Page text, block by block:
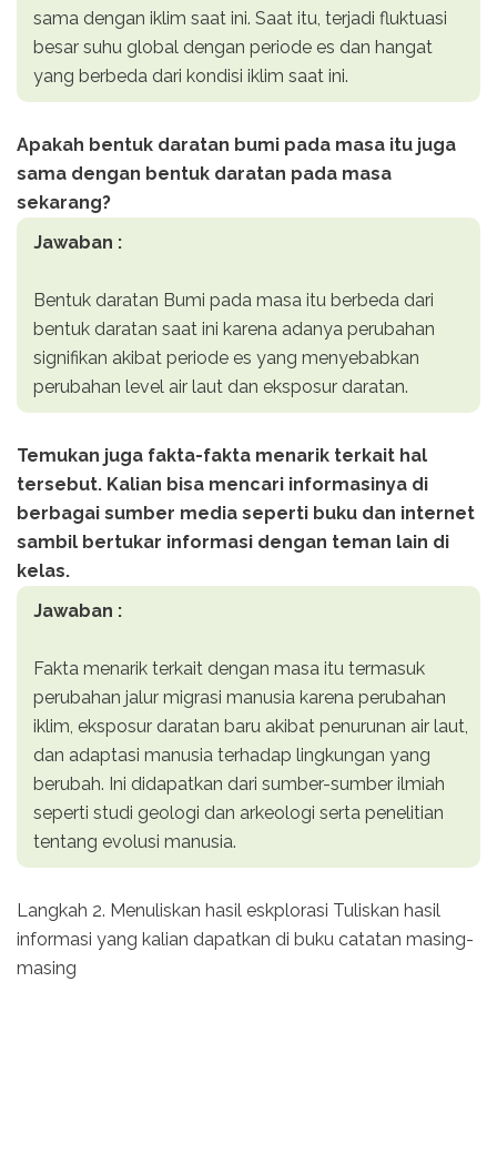
sama dengan iklim saat ini. Saat itu, terjadi fluktuasi
besar suhu global dengan periode es dan hangat
yang berbeda dari kondisi iklim saat ini.
Apakah bentuk daratan bumi pada masa itu juga
sama dengan bentuk daratan pada masa
sekarang?
Jawaban :
Bentuk daratan Bumi pada masa itu berbeda dari
bentuk daratan saat ini karena adanya perubahan
signifikan akibat periode es yang menyebabkan
perubahan level air laut dan eksposur daratan.
Temukan juga fakta-fakta menarik terkait hal
tersebut. Kalian bisa mencari informasinya di
berbagai sumber media seperti buku dan internet
sambil bertukar informasi dengan teman lain di
kelas.
Jawaban :
Fakta menarik terkait dengan masa itu termasuk
perubahan jalur migrasi manusia karena perubahan
iklim, eksposur daratan baru akibat penurunan air laut,
dan adaptasi manusia terhadap lingkungan yang
berubah. Ini didapatkan dari sumber-sumber ilmiah
seperti studi geologi dan arkeologi serta penelitian
tentang evolusi manusia.
Langkah 2. Menuliskan hasil eskplorasi Tuliskan hasil
informasi yang kalian dapatkan di buku catatan masing-
masing